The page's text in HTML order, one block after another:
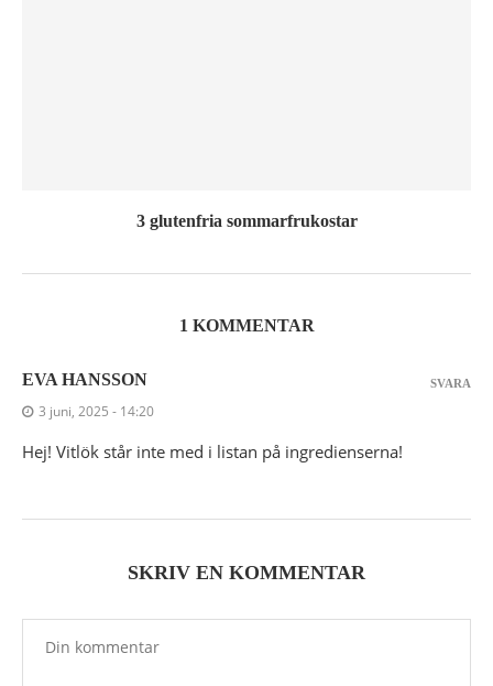
3 glutenfria sommarfrukostar
1 KOMMENTAR
EVA HANSSON
3 juni, 2025 - 14:20
Hej! Vitlök står inte med i listan på ingredienserna!
SVARA
SKRIV EN KOMMENTAR